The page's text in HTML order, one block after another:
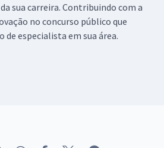
sua carreira. Contribuindo com a
no concurso público que
especialista em sua área.